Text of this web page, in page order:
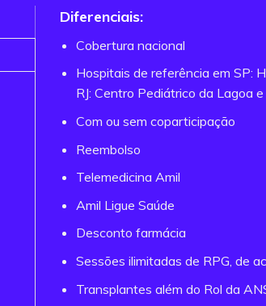
Diferenciais:
Cobertura nacional
Hospitais de referência em SP:
RJ: Centro Pediátrico da Lagoa
Com ou sem coparticipação
Reembolso
Telemedicina Amil
Amil Ligue Saúde
Desconto farmácia
Sessões ilimitadas de RPG, de
Transplantes além do Rol da